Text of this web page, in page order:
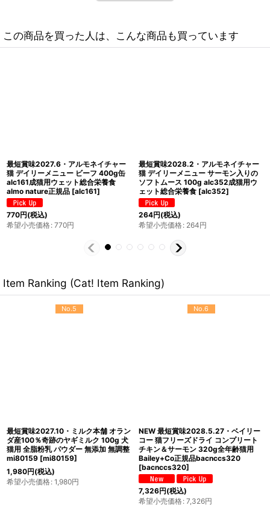
この商品を買った人は、こんな商品も買っています
最短賞味2027.3・アルモネイチャー
猫 デイリーメニュー チキンとサーモ
ンのミートボール 70gパウチalc5270
成猫/総合栄養食 [alc5270]
308円 (税込)
希望小売価格
最短賞味2027.3・アルモネイチャー
猫 デイリーメニュー たらとエビのミ
ートボール 70gパウチalc5275成猫/
総合栄養食 [alc5275]
308円(税込)
希望小売価格: 308円
Item Ranking (Cat! Item Ranking)
No.5
最短賞味2027.10・ミルク本舗 オラン
ダ産100％奇跡のヤギミルク 100g 犬
猫用 全脂粉乳 パウダー 無添加 無調整
mi80159 [mi80159]
1,980円(税込)
希望小売価格: 1,980円
No.6
NEW 最短賞味2028.5.27・ベイリー
コー 猫フリーズドライ コンプリート
チキン＆サーモン 320g全年齢猫用
Bailey+Co正規品bacnccs320
[bacnccs320]
7,326円(税込)
希望小売価格: 7,326円